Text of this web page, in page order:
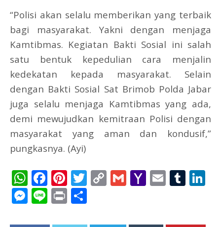
“Polisi akan selalu memberikan yang terbaik
bagi masyarakat. Yakni dengan menjaga
Kamtibmas. Kegiatan Bakti Sosial ini salah
satu bentuk kepedulian cara menjalin
kedekatan kepada masyarakat. Selain
dengan Bakti Sosial Sat Brimob Polda Jabar
juga selalu menjaga Kamtibmas yang ada,
demi mewujudkan kemitraan Polisi dengan
masyarakat yang aman dan kondusif,”
pungkasnya. (Ayi)
WhatsApp
Facebook
Pinterest
Twitter
CopyGmailYahoo
Email
Messenger
LinePrint